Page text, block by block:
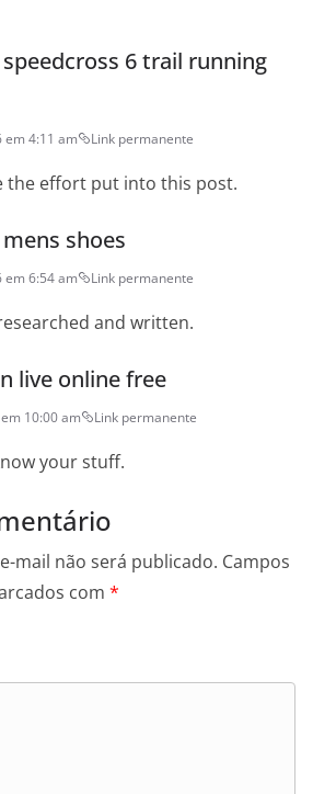
6 trail running
em 4:11 am Link permanente
the effort put into this post.
shoes
em 6:54 am Link permanente
and written.
live online free
10:00 am Link permanente
your stuff.
mail não será publicado. Campos
com *